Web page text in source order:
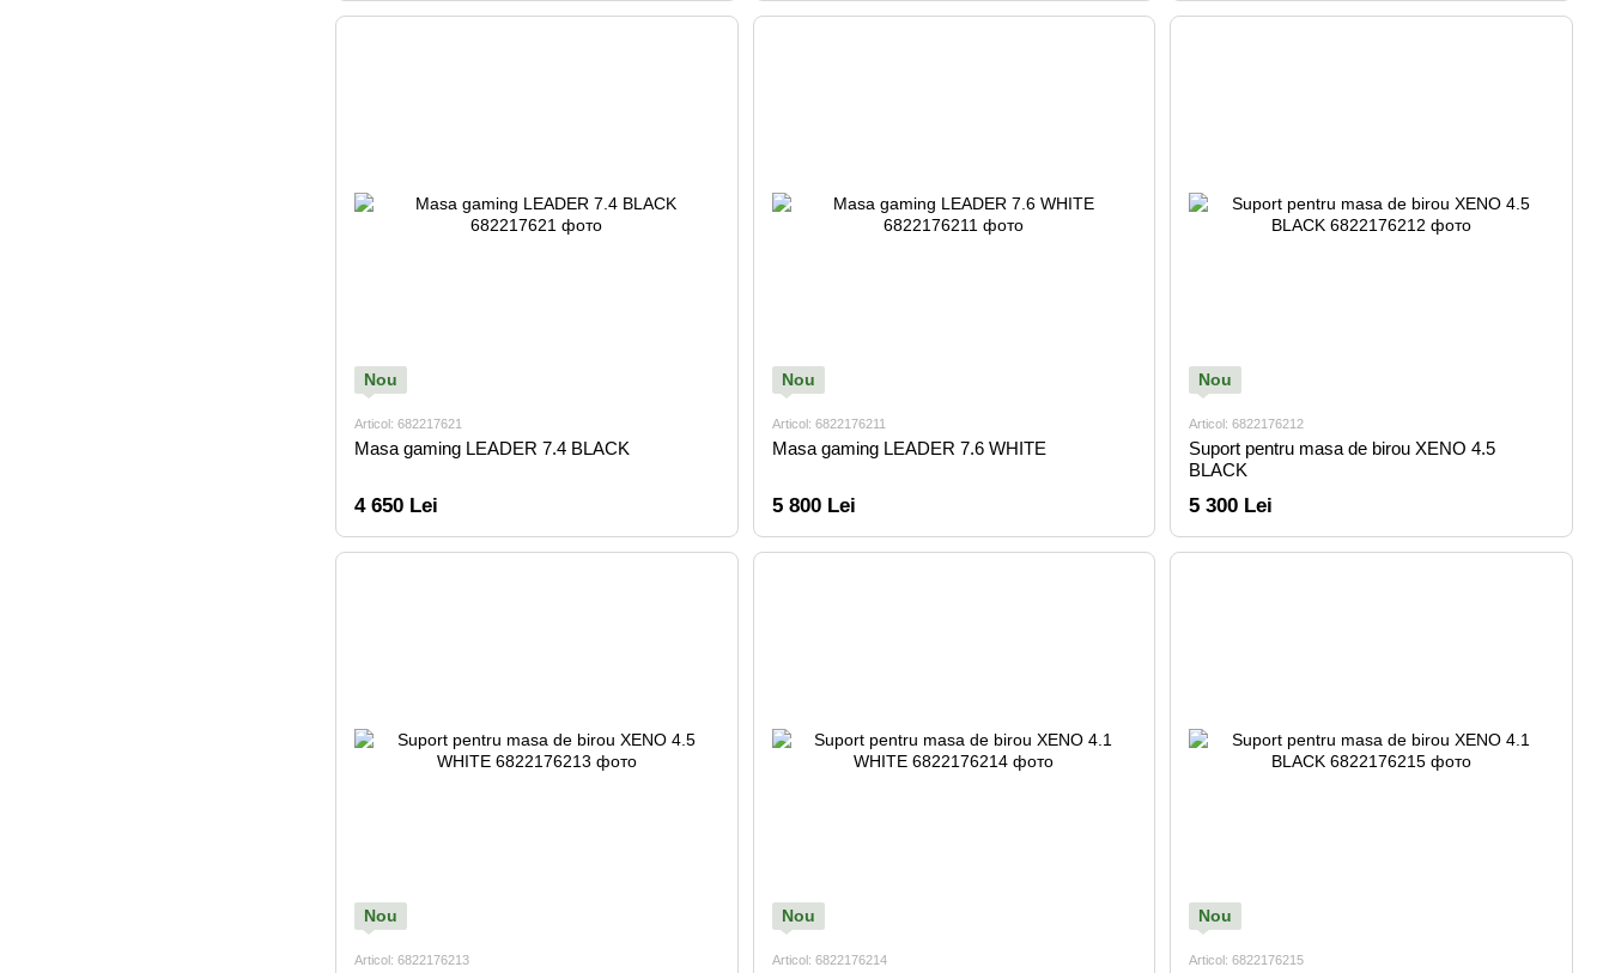
Nou
Articol: 682217621
Masa gaming LEADER 7.4 BLACK
4 650 Lei
Nou
Articol: 6822176211
Masa gaming LEADER 7.6 WHITE
5 800 Lei
Nou
Articol: 6822176212
Suport pentru masa de birou XENO 4.5
BLACK
5 300 Lei
Nou
Articol: 6822176213
Nou
Articol: 6822176214
Nou
Articol: 6822176215